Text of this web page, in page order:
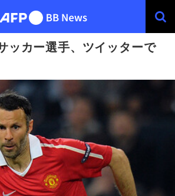
ッカー選手、ツイッターで